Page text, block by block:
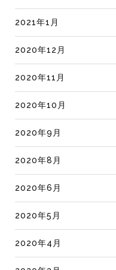
2021年1月
2020年12月
2020年11月
2020年10月
2020年9月
2020年8月
2020年6月
2020年5月
2020年4月